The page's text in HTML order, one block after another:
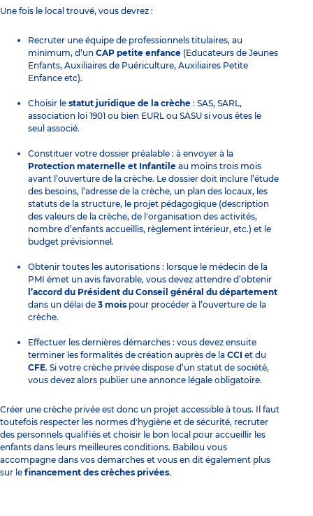
Une fois le local trouvé, vous devrez :
Recruter une équipe de professionnels titulaires, au
minimum, d’un CAP petite enfance (Educateurs de Jeunes
Enfants, Auxiliaires de Puériculture, Auxiliaires Petite
Enfance etc).
Choisir le statut juridique de la crèche : SAS, SARL,
association loi 1901 ou bien EURL ou SASU si vous êtes le
seul associé.
Constituer votre dossier préalable : à envoyer à la
Protection maternelle et Infantile au moins trois mois
avant l’ouverture de la crèche. Le dossier doit inclure l’étude
des besoins, l’adresse de la crèche, un plan des locaux, les
statuts de la structure, le projet pédagogique (description
des valeurs de la crèche, de l'organisation des activités,
nombre d’enfants accueillis, règlement intérieur, etc.) et le
budget prévisionnel.
Obtenir toutes les autorisations : lorsque le médecin de la
PMI émet un avis favorable, vous devez attendre d’obtenir
l’accord du Président du Conseil général du département
dans un délai de 3 mois pour procéder à l’ouverture de la
crèche.
Effectuer les dernières démarches : vous devez ensuite
terminer les formalités de création auprès de la CCI et du
CFE. Si votre crèche privée dispose d’un statut de société,
vous devez alors publier une annonce légale obligatoire.
Créer une crèche privée est donc un projet accessible à tous. Il faut
toutefois respecter les normes d'hygiène et de sécurité, recruter
des personnels qualifiés et choisir le bon local pour accueillir les
enfants dans leurs meilleures conditions. Babilou vous
accompagne dans vos démarches et vous en dit également plus
sur le financement des crèches privées.